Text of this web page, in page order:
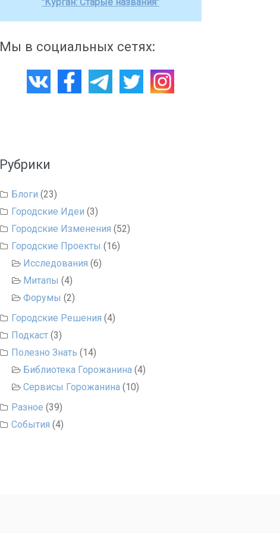
Мы в социальных сетях:
Рубрики
Блоги (23)
Городские Идеи (3)
Городские Изменения (52)
Городские Проекты (16)
Исследования (6)
Митапы (4)
Форумы (2)
Городские Решения (4)
Подкаст (3)
Полезно Знать (14)
Библиотека Горожанина (4)
Сервисы Горожанина (10)
Разное (39)
События (4)